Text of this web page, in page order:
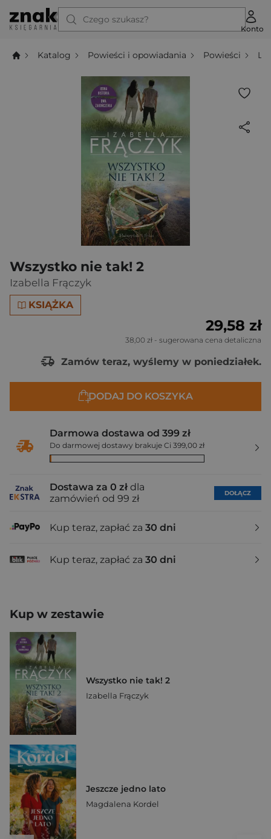
Czego szukasz?
Konto
Katalog Powieści i opowiadania Powieści
Wszystko nie tak! 2
Izabella Frączyk
KSIĄŻKA
29,58 zł
38,00 zł - sugerowana cena detaliczna
Zamów teraz, wyślemy w poniedziałek.
DODAJ DO KOSZYKA
Darmowa dostawa od 399 zł
Do darmowej dostawy brakuje Ci 399,00 zł
Dostawa za 0 zł dla
zamówień od 99 zł
DOŁĄCZ
Kup teraz, zapłać za 30 dni
Kup teraz, zapłać za 30 dni
Kup w zestawie
Wszystko nie tak! 2
Izabella Frączyk
Jeszcze jedno lato
Magdalena Kordel